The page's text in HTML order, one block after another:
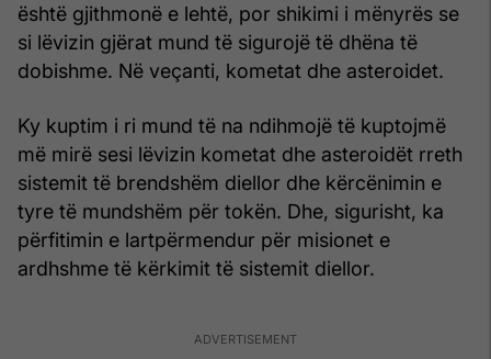
është gjithmonë e lehtë, por shikimi i mënyrës se
si lëvizin gjërat mund të sigurojë të dhëna të
dobishme. Në veçanti, kometat dhe asteroidet.
Ky kuptim i ri mund të na ndihmojë të kuptojmë
më mirë sesi lëvizin kometat dhe asteroidët rreth
sistemit të brendshëm diellor dhe kërcënimin e
tyre të mundshëm për tokën. Dhe, sigurisht, ka
përfitimin e lartpërmendur për misionet e
ardhshme të kërkimit të sistemit diellor.